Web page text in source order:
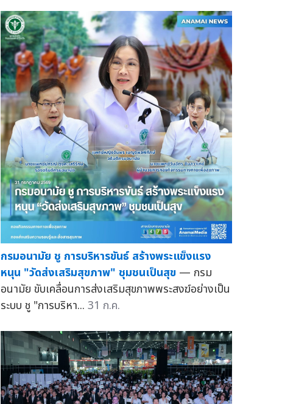
กรมอนามัย ชู การบริหารขันธ์ สร้างพระแข็งแรง
หนุน "วัดส่งเสริมสุขภาพ" ชุมชนเป็นสุข — กรม
อนามัย ขับเคลื่อนการส่งเสริมสุขภาพพระสงฆ์อย่างเป็น
ระบบ ชู "การบริหา... 31 ก.ค.